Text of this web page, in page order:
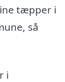
tæpper i
så
i